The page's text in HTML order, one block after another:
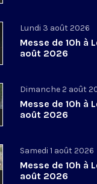
Lundi 3 août 2026
Messe de 10h à
août 2026
Dimanche 2 août
Messe de 10h à
août 2026
Samedi 1 août 2026
Messe de 10h à
août 2026